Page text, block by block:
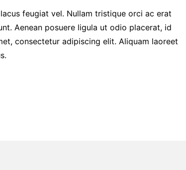
feugiat vel. Nullam tristique orci ac erat
Aenean posuere ligula ut odio placerat, id
consectetur adipiscing elit. Aliquam laoreet